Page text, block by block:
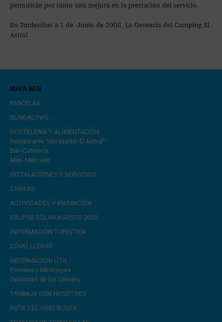
permitirán por tanto una mejora en la prestación del servicio.
En Tordesillas a 1 de Junio de 2008, La Gerencia del Camping El
Astral
MAPA WEB
PARCELAS
BUNGALOWS
HOSTELERÍA Y ALIMENTACIÓN
Restaurante "Abrasador El Astral"
Bar-Cafetería
Mini-Mercado
INSTALACIONES Y SERVICIOS
TARIFAS
ACTIVIDADES Y ANIMACIÓN
ECLIPSE SOLAR AGOSTO 2026
INFORMACIÓN TURÍSTICA
CÓMO LLEGAR
INFORMACIÓN ÚTIL
Premios y Menciones
Opiniones de los clientes
TRABAJA CON NOSOTROS
RUTA DEL VINO RUEDA